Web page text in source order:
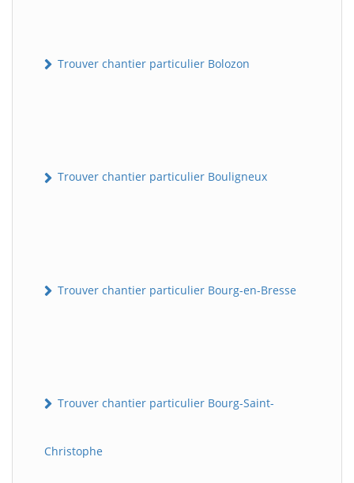
Trouver chantier particulier Bolozon
Trouver chantier particulier Bouligneux
Trouver chantier particulier Bourg-en-Bresse
Trouver chantier particulier Bourg-Saint-
Christophe